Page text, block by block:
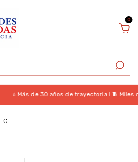
0
⭐ Más de 30 años de trayectoria I 🧵 Miles
G